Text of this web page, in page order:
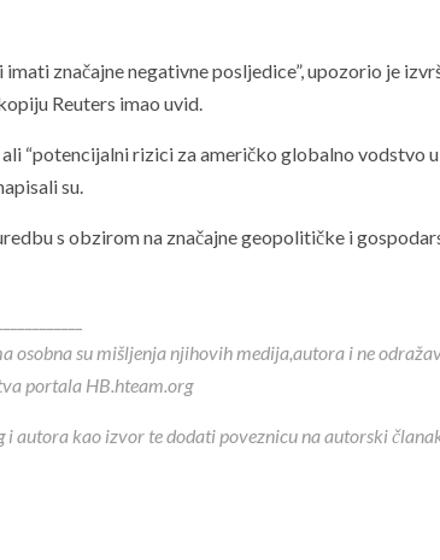
značajne negativne posljedice”, upozorio je
Reuters imao uvid.
“potencijalni rizici za američko globalno vodstvo u
su.
s obzirom na značajne geopolitičke i
osobna su mišljenja njihovih medija,autora i ne
portala HB.hteam.org
autora kao izvor te dodati poveznicu na autorski